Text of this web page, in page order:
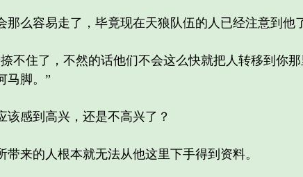
容易走了，毕竟现在天狼队伍的人已经注意到他
住了，不然的话他们不会这么快就把人转移到你那
马脚。”
感到高兴，还是不高兴了？
来的人根本就无法从他这里下手得到资料。